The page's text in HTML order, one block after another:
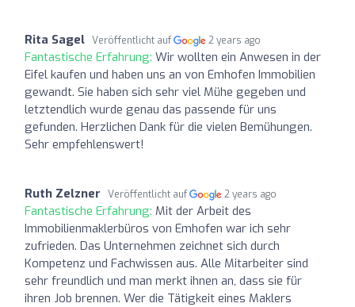
Rita Sagel Veröffentlicht auf 2 years ago
Fantastische Erfahrung: Wir wollten ein Anwesen in der
Eifel kaufen und haben uns an von Emhofen Immobilien
gewandt. Sie haben sich sehr viel Mühe gegeben und
letztendlich wurde genau das passende für uns
gefunden. Herzlichen Dank für die vielen Bemühungen.
Sehr empfehlenswert!
Ruth Zelzner Veröffentlicht auf 2 years ago
Fantastische Erfahrung: Mit der Arbeit des
Immobilienmaklerbüros von Emhofen war ich sehr
zufrieden. Das Unternehmen zeichnet sich durch
Kompetenz und Fachwissen aus. Alle Mitarbeiter sind
sehr freundlich und man merkt ihnen an, dass sie für
ihren Job brennen. Wer die Tätigkeit eines Maklers